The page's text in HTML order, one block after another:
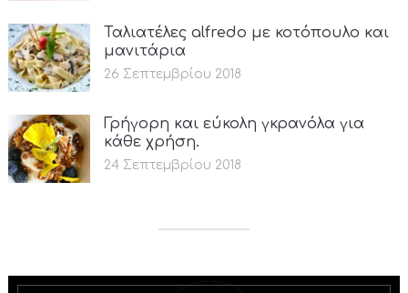
Ταλιατέλες alfredo με κοτόπουλο και
μανιτάρια
26 Σεπτεμβρίου 2018
Γρήγορη και εύκολη γκρανόλα για
κάθε χρήση.
24 Σεπτεμβρίου 2018